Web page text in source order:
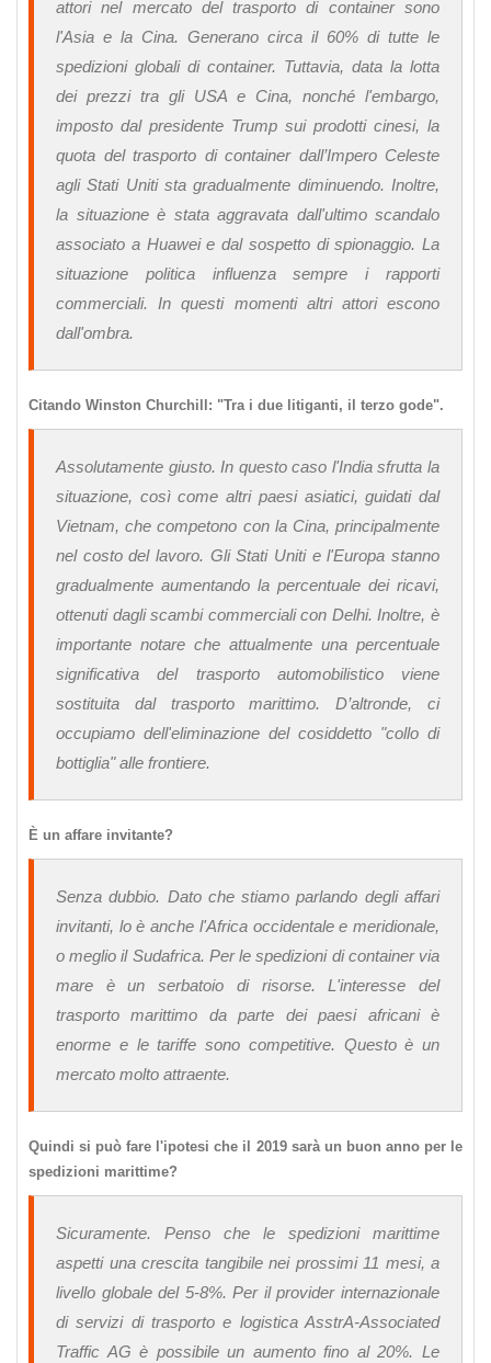
attori nel mercato del trasporto di container sono
l'Asia e la Cina. Generano circa il 60% di tutte le
spedizioni globali di container. Tuttavia, data la lotta
dei prezzi tra gli USA e Cina, nonché l'embargo,
imposto dal presidente Trump sui prodotti cinesi, la
quota del trasporto di container dall’Impero Celeste
agli Stati Uniti sta gradualmente diminuendo. Inoltre,
la situazione è stata aggravata dall'ultimo scandalo
associato a Huawei e dal sospetto di spionaggio. La
situazione politica influenza sempre i rapporti
commerciali. In questi momenti altri attori escono
dall'ombra.
Citando Winston Churchill: "Tra i due litiganti, il terzo gode".
Assolutamente giusto. In questo caso l'India sfrutta la
situazione, così come altri paesi asiatici, guidati dal
Vietnam, che competono con la Cina, principalmente
nel costo del lavoro. Gli Stati Uniti e l'Europa stanno
gradualmente aumentando la percentuale dei ricavi,
ottenuti dagli scambi commerciali con Delhi. Inoltre, è
importante notare che attualmente una percentuale
significativa del trasporto automobilistico viene
sostituita dal trasporto marittimo. D’altronde, ci
occupiamo dell'eliminazione del cosiddetto "collo di
bottiglia" alle frontiere.
È un affare invitante?
Senza dubbio. Dato che stiamo parlando degli affari
invitanti, lo è anche l'Africa occidentale e meridionale,
o meglio il Sudafrica. Per le spedizioni di container via
mare è un serbatoio di risorse. L'interesse del
trasporto marittimo da parte dei paesi africani è
enorme e le tariffe sono competitive. Questo è un
mercato molto attraente.
Quindi si può fare l'ipotesi che il 2019 sarà un buon anno per le
spedizioni marittime?
Sicuramente. Penso che le spedizioni marittime
aspetti una crescita tangibile nei prossimi 11 mesi, a
livello globale del 5-8%. Per il provider internazionale
di servizi di trasporto e logistica AsstrA-Associated
Traffic AG è possibile un aumento fino al 20%. Le